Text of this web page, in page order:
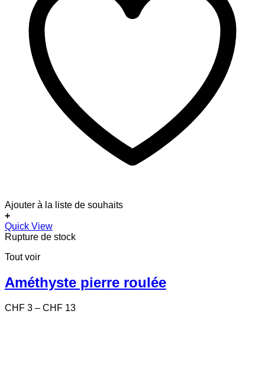
Ajouter à la liste de souhaits
+
Ce
produit
plusieurs
Les
options
être
Quick View
Rupture de stock
Tout voir
Améthyste pierre roulée
CHF 3 – CHF 13Price